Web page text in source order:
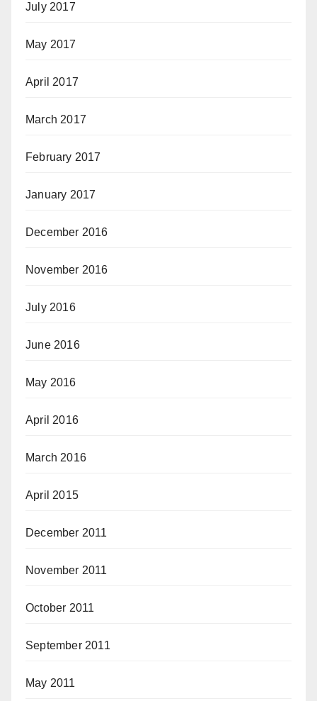
July 2017
May 2017
April 2017
March 2017
February 2017
January 2017
December 2016
November 2016
July 2016
June 2016
May 2016
April 2016
March 2016
April 2015
December 2011
November 2011
October 2011
September 2011
May 2011